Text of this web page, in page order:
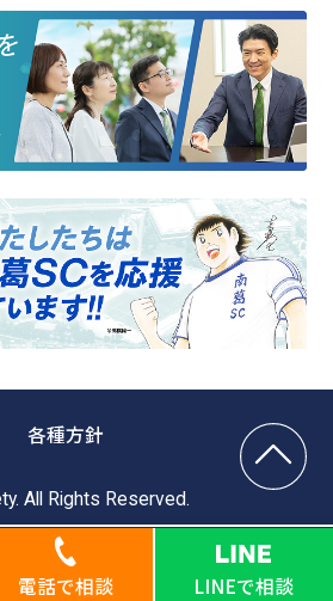
電話で相談 LINEで相談
各種方針
All Rights Reserved.